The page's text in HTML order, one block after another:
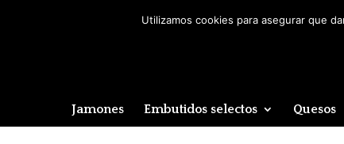
Jamones Embutidos selectos Quesos
Utilizamos cookies para asegurar que